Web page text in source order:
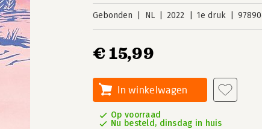
Gebonden NL 2022 1e druk
€ 15,99
In winkelwagen
Op voorraad
Nu besteld, dinsdag in huis